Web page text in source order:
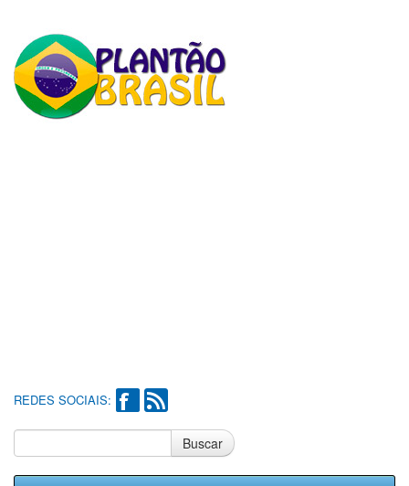
REDES SOCIAIS:
Buscar